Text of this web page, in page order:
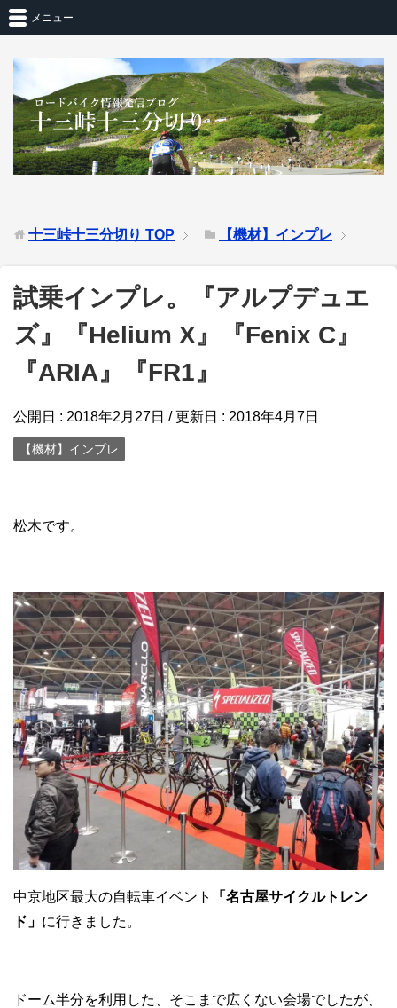
メニュー
十三峠十三分切り TOP 【機材】インプレ
試乗インプレ。『アルプデュエ
ズ』『Helium X』『Fenix C』
『ARIA』『FR1』
公開日 : 2018年2月27日 / 更新日 : 2018年4月7日
【機材】インプレ
松木です。
中京地区最大の自転車イベント
「名古屋サイクルトレン
ド」 に行きました。
ドーム半分を利用した、そこまで広くない会場でしたが、